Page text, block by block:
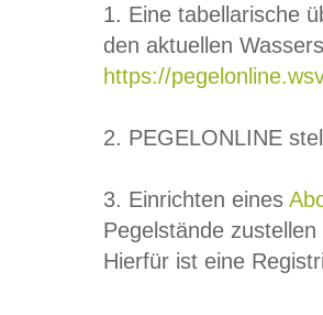
1. Eine tabellarische
den aktuellen
https://
2. PEGELONLINE
3. Einrichten eines
Pegelstände
Hierfür ist eine